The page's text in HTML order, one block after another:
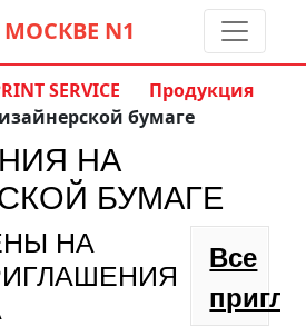
N1
от м. Дмитровская)
8 495 797-35-59
звоните с 10 до 19 пн-сб
Обратный звонок
SERVICE
Продукция
бумаге
НА
БУМАГЕ
НА
Все